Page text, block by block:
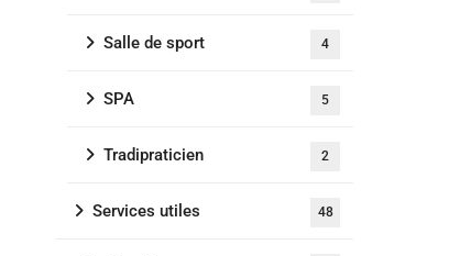
Salle de sport 4
SPA 5
Tradipraticien 2
Services utiles 48